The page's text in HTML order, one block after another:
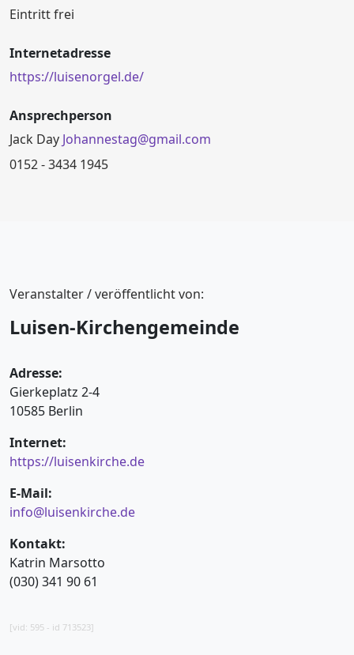
Eintritt frei
Internetadresse
https://luisenorgel.de/
Ansprechperson
Jack Day Johannestag@gmail.com
0152 - 3434 1945
Veranstalter / veröffentlicht von:
Luisen-Kirchengemeinde
Adresse:
Gierkeplatz 2-4
10585 Berlin
Internet:
https://luisenkirche.de
E-Mail:
info@luisenkirche.de
Kontakt:
Katrin Marsotto
(030) 341 90 61
[vid: 595 - id 713523]